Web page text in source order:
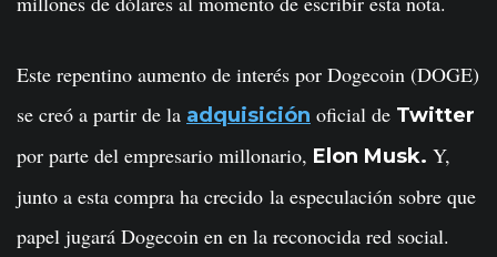
Este repentino aumento de interés por Dogecoin (DOGE)
se creó a partir de la adquisición oficial de Twitter
por parte del empresario millonario, Elon Musk. Y,
junto a esta compra ha crecido la especulación sobre que
papel jugará Dogecoin en en la reconocida red social.